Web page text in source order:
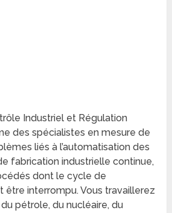
Industriel et Régulation
des spécialistes en mesure de
liés à l’automatisation des
fabrication industrielle continue,
dont le cycle de
être interrompu. Vous travaillerez
pétrole, du nucléaire, du